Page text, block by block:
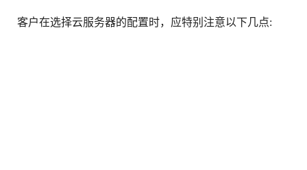
客户在选择云服务器的配置时，应特别注意以下几点: